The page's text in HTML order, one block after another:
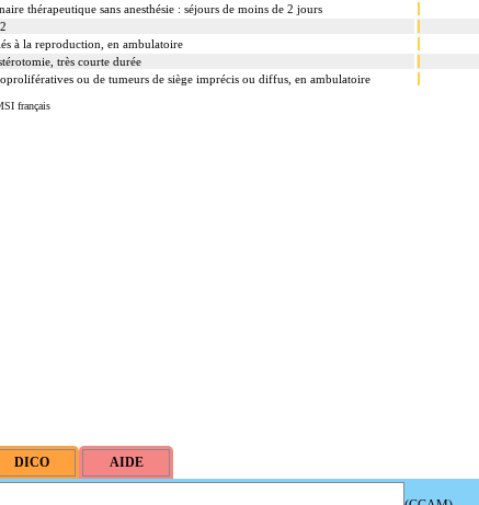
thérapeutique sans anesthésie : séjours de moins de 2 jours
à la reproduction, en ambulatoire
très courte durée
ou de tumeurs de siège imprécis ou diffus, en ambulatoire
français